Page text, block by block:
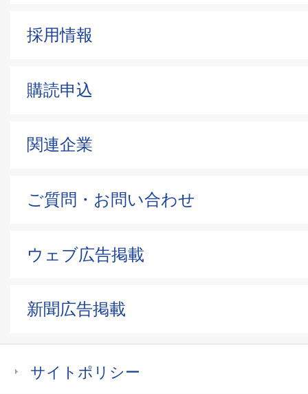
採用情報
購読申込
関連企業
ご質問・お問い合わせ
ウェブ広告掲載
新聞広告掲載
サイトポリシー